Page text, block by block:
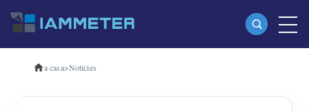
Productes
a casa>Notícies